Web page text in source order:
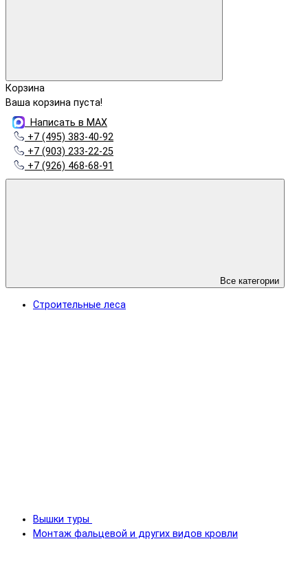
Корзина
Ваша корзина пуста!
Написать в MAX
+7 (495) 383-40-92
+7 (903) 233-22-25
+7 (926) 468-68-91
Все категории
Строительные леса
Вышки туры
Монтаж фальцевой и других видов кровли